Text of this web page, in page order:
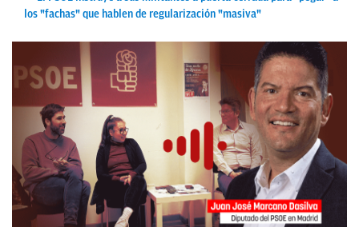
los "fachas" que hablen de regularización "masiva"